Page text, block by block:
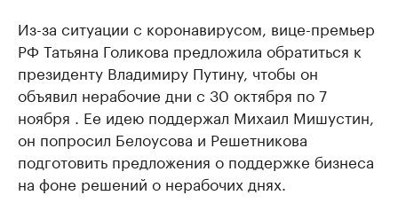
Из-за ситуации с коронавирусом, вице-премьер
РФ Татьяна Голикова предложила обратиться к
президенту Владимиру Путину, чтобы он
объявил нерабочие дни с 30 октября по 7
ноября . Ее идею поддержал Михаил Мишустин,
он попросил Белоусова и Решетникова
подготовить предложения о поддержке бизнеса
на фоне решений о нерабочих днях.